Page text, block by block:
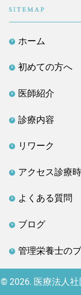
ホーム
初めての方へ
医師紹介
診療内容
リワーク
アクセス診療
よくある質問
ブログ
管理栄養士の
© 2026. 医療法人